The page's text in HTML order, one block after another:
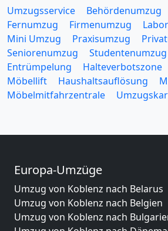
Umzugsservice Behördenumzug
Fernumzug
Firmenumzug
Mini Umzug
Praxisumzug
Seniorenumzug
Studentenumzug
Entrümpelung
Halteverbotszone
Möbellift
Haushaltsauflösung
Möbelmitfahrzentrale
Europa-Umzüge
Umzug von Koblenz nach Belarus
Umzug von Koblenz nach Belgien
Umzug von Koblenz nach